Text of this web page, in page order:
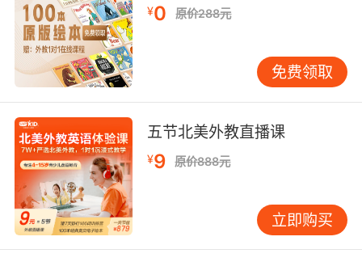
教学模型"：将学员分为操作组与记录组，每轮任
务后交换角色。操作组用英语描述动作，记录组
绘制流程图并标注关键词，最终通过小组汇报实
现语言输出的互补。数据显示，该模式使学员平
均每节课的有效句长从5.2词提升至8.7词，复杂
句式使用率提高40%。
文化传播的附加价值：语言与认知的双重拓展
厨艺不仅是技能，更是文化载体。VIPKID的课程
常融入西方节日美食（如感恩节火鸡、万圣节蜘
蛛饼干），在教授"whisk""knead"等专业词汇
时，同步介绍食材的历史文化背景。例如，制作
¥0 原价288元
免费领取
五节北美外教直播课
¥9 原价888元
立即购买